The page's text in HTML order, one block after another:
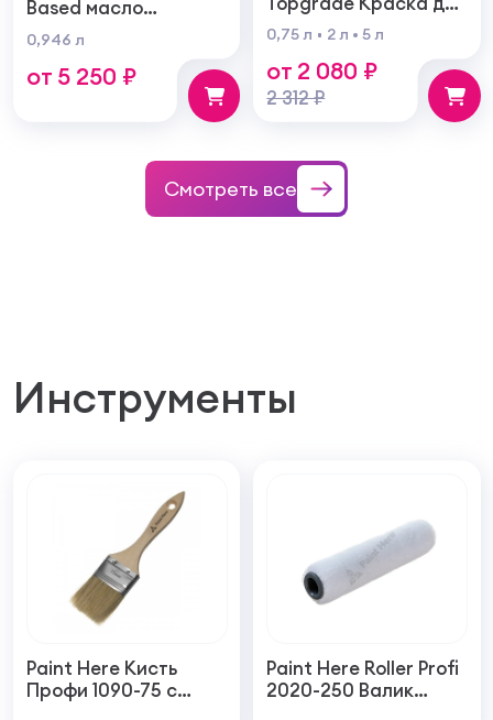
Based масло
тонирующая по
дереву
0,946 л
от 5 250 ₽
металла с
молотковым
эффектом
0,75 л 2 л 5 л
от 2 080 ₽
2 312 ₽
Смотреть все
Инструменты
Paint Here Кисть
Профи 1090-75 с
Paint Here Roller Profi
2020-250 Валик